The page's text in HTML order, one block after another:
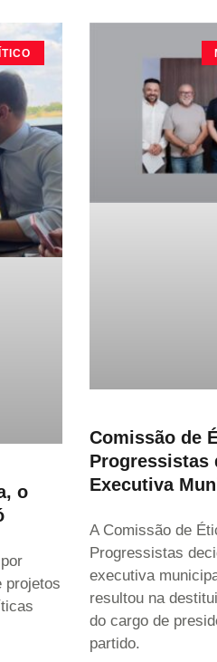
o
projetos
Comissão de
Progressistas
Executiva
A Comissão de
Progressistas
executiva
resultou na
do cargo de
partido.